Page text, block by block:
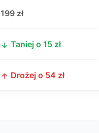
199 zł
Taniej o 15 zł
Drożej o 54 zł